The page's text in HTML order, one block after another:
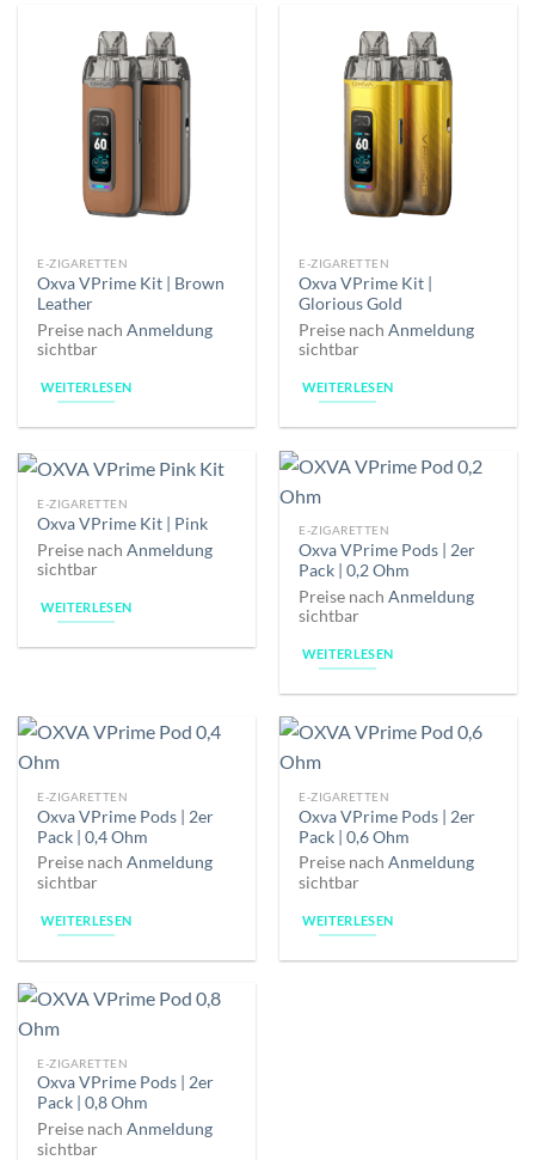
E-ZIGARETTEN
Oxva VPrime Kit | Brown
Leather
Preise nachAnmeldung
sichtbar
WEITERLESEN
E-ZIGARETTEN
Oxva VPrime Kit |
Glorious Gold
Preise nachAnmeldung
sichtbar
WEITERLESEN
E-ZIGARETTEN
Oxva VPrime Kit | Pink
Preise nachAnmeldung
sichtbar
WEITERLESEN
E-ZIGARETTEN
Oxva VPrime Pods | 2er
Pack | 0,2 Ohm
Preise nachAnmeldung
sichtbar
WEITERLESEN
E-ZIGARETTEN
Oxva VPrime Pods | 2er
Pack | 0,4 Ohm
Preise nachAnmeldung
sichtbar
WEITERLESEN
E-ZIGARETTEN
Oxva VPrime Pods | 2er
Pack | 0,6 Ohm
Preise nachAnmeldung
sichtbar
WEITERLESEN
E-ZIGARETTEN
Oxva VPrime Pods | 2er
Pack | 0,8 Ohm
Preise nachAnmeldung
sichtbar